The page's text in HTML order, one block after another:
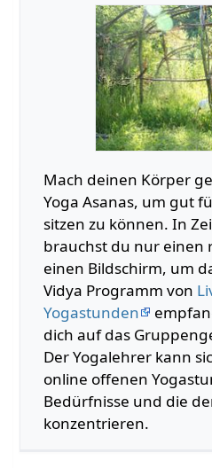
Mach deinen Körper
Yoga Asanas, um gut
sitzen zu können. In
brauchst du nur einen
einen Bildschirm, um
Vidya Programm von
Yogastunden
dich auf das
Der Yogalehrer kann
online offenen
Bedürfnisse und die
konzentrieren.